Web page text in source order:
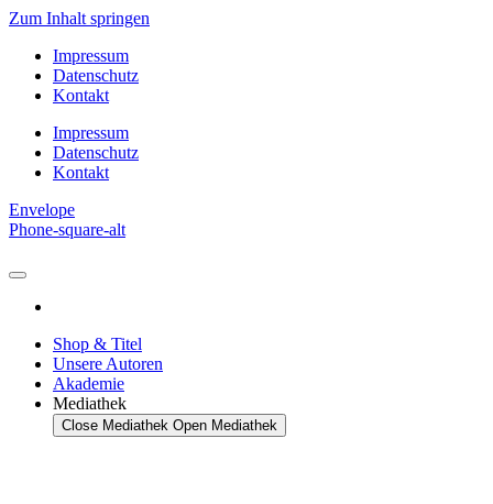
Zum Inhalt springen
Impressum
Datenschutz
Kontakt
Impressum
Datenschutz
Kontakt
Envelope
Phone-square-alt
Shop & Titel
Unsere Autoren
Akademie
Mediathek
Close Mediathek Open Mediathek